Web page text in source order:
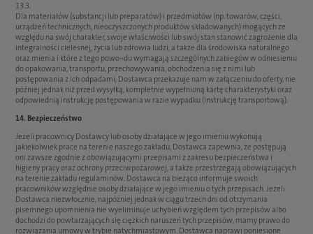
13.3.
Dla materiałów (substancji lub preparatów) i przedmiotów (np. towarów, części,
urządzeń technicznych, nieoczyszczonych produktów składowanych) mogących ze
względu na swój charakter, swoje właściwości lub swój stan stanowić zagrożenie dla
integralności cielesnej, życia lub zdrowia ludzi, a także dla środowiska naturalnego
oraz mienia i które z tego powo¬du wymagają szczególnych zabiegów w odniesieniu
do opakowania, transportu, przechowywania, obchodzenia się z nimi lub
postępowania z ich odpadami, Dostawca przekazuje nam w załączeniu do oferty, nie
później jednak niż przed wysyłką, kompletnie wypełnioną kartę charakterystyki oraz
odpowiednią instrukcję postępowania w razie wypadku (instrukcję transportową).
14. Bezpieczeństwo
Jeżeli pracownicy Dostawcy lub osoby działające w jego imieniu wykonują
jakiekolwiek prace na terenie naszego zakładu, Dostawca zapewnia, że postępują
oni zawsze zgodnie z obowiązującymi przepisami z zakresu bezpieczeństwa i
higieny pracy oraz ochrony przeciwpożarowej, a także przestrzegają obowiązujących
na terenie zakładu regulaminów. Dostawca na bieżąco informuje swoich
pracowników względnie osoby działające w jego imieniu o tych przepisach. Jeżeli
Dostawca niezwłocznie, najpóźniej jednak w ciągu trzech dni od otrzymania
pisemnego upomnienia nie wyeliminuje uchybień względem tych przepisów albo
dochodzi do powtarzających się ciężkich naruszeń tych przepisów, mamy prawo do
rozwiązania umowy w trybie natychmiastowym. Dostawca naprawi poniesione